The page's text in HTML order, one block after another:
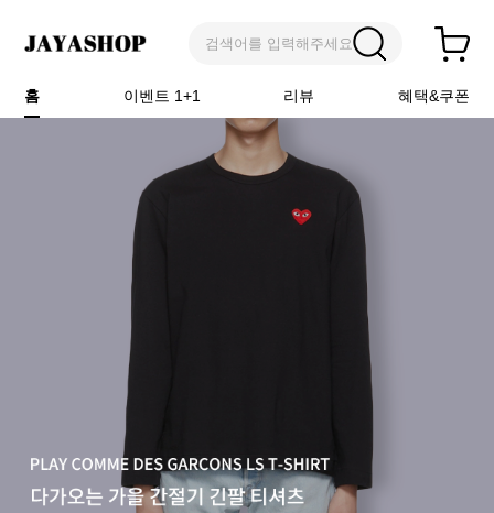
검색어를 입력해주세요
홈 이벤트 1+1 리뷰 혜택&쿠폰